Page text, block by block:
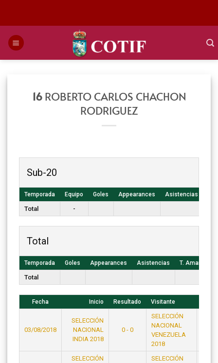
16ROBERTO CARLOS CHACHON
RODRIGUEZ
Sub-20
Temporada Equipo Goles Appearances Asistencias
Total -
Total
Temporada Goles Appearances Asistencias T. Amarillas
Total
Fecha Inicio Resultado Visitante
03/08/2018
SELECCIÓN
NACIONAL
INDIA 2018
0 - 0
SELECCIÓN
NACIONAL
VENEZUELA
2018
SELECCIÓN
SELECCIÓN